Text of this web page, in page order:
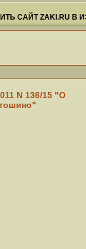
САЙТ ZAKI.RU В
N 136/15 "О